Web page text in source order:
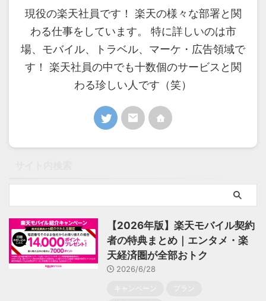
現役の楽天社員です！ 楽天の様々な部署と関
わる仕事をしています。 特に詳しいのは市
場、モバイル、トラベル、マーケ・広告領域で
す！ 楽天社員の中でも十数個のサービスと関
わる珍しい人です（笑）
【2026年版】楽天モバイル契約
者の特典まとめ｜エンタメ・楽
天経済圏が全部おトク
2026/6/28
キャンペーン
プラン